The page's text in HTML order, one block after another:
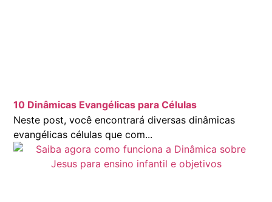
10 Dinâmicas Evangélicas para Células
Neste post, você encontrará diversas dinâmicas
evangélicas células que com...